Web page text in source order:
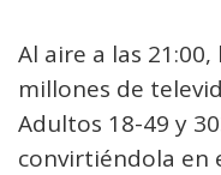
Al aire a las
millones de
Adultos 18-49 y
convirtiéndola en